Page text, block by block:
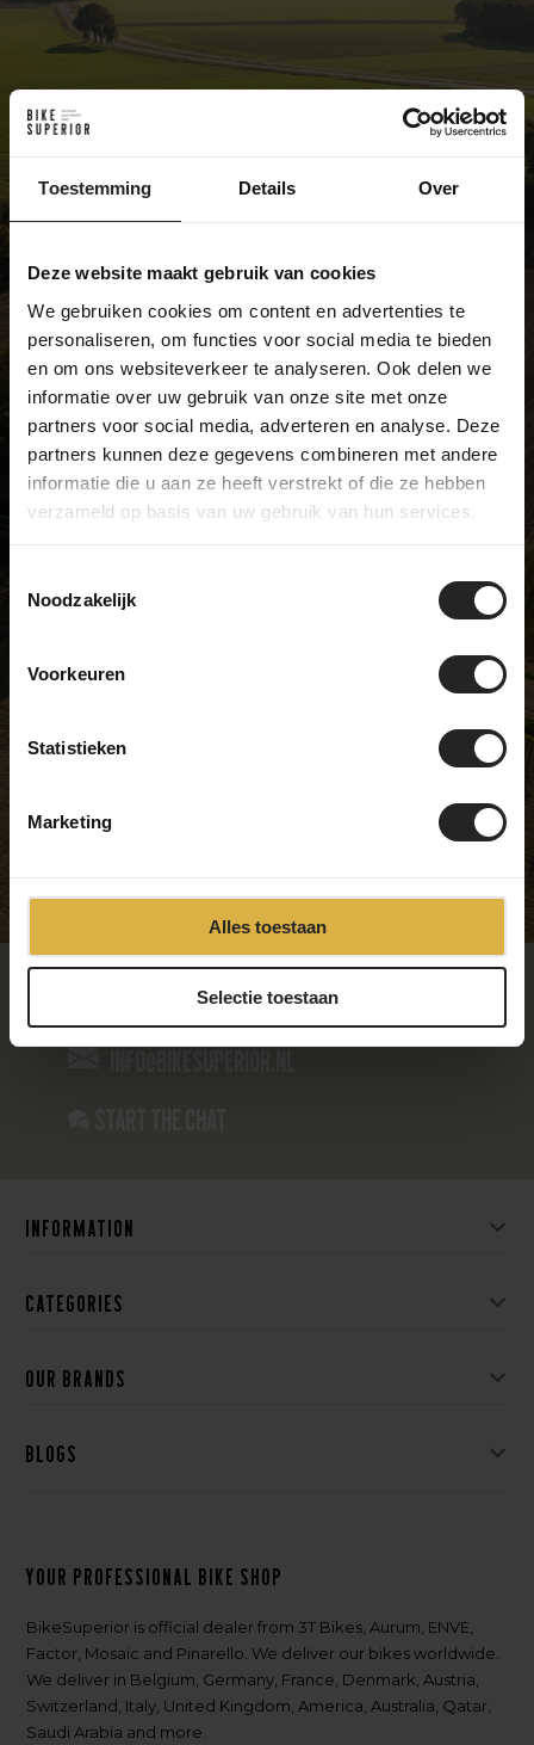
Toestemming Details Over
Deze website maakt gebruik van cookies
We gebruiken cookies om content en advertenties te
personaliseren, om functies voor social media te bieden
en om ons websiteverkeer te analyseren. Ook delen we
informatie over uw gebruik van onze site met onze
partners voor social media, adverteren en analyse. Deze
partners kunnen deze gegevens combineren met andere
informatie die u aan ze heeft verstrekt of die ze hebben
verzameld op basis van uw gebruik van hun services.
Noodzakelijk
Voorkeuren
Statistieken
Marketing
Alles toestaan
Selectie toestaan
Exclusive bike shop
we're pretty proud of that. We sell
unique models and have a real
showroom and discover it for
yourself!
BikeSuperior
De Joncheerelaan 25
7441 HA Nijverdal
The Netherlands
Monday
Saturday
085-4866235
Information
Categories
Our brands
Blogs
Your professional bike shop
BikeSuperior is official dealer from 3T Bikes, Aurum, ENVE,
Factor, Mosaic and Pinarello. We deliver our bikes worldwide.
We deliver in Belgium, Germany, France, Denmark, Austria,
Switzerland, Italy, United Kingdom, America, Australia, Qatar,
Saudi Arabia and more.